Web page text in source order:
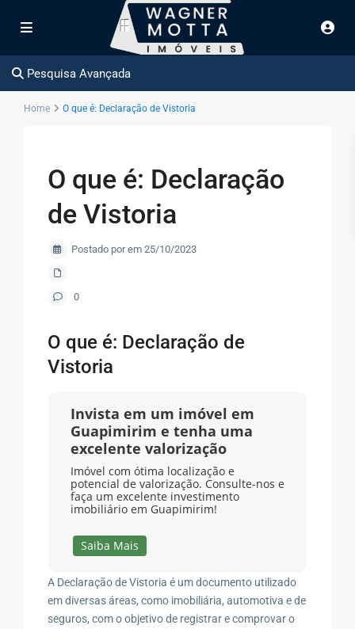
Pesquisa Avançada
Home O que é: Declaração de Vistoria
O que é: Declaração
de Vistoria
Postado por em 25/10/2023
0
O que é: Declaração de
Vistoria
Invista em um imóvel em
Guapimirim e tenha uma
excelente valorização
Imóvel com ótima localização e
potencial de valorização. Consulte-nos e
faça um excelente investimento
imobiliário em Guapimirim!
Saiba Mais
A Declaração de Vistoria é um documento utilizado
em diversas áreas, como imobiliária, automotiva e de
seguros, com o objetivo de registrar e comprovar o